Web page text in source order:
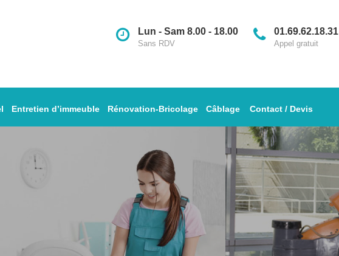
01.69.62.18.31
Appel gratuit
Lun - Sam 8.00 - 18.00
Sans RDV
Entretien d’immeuble Rénovation-Bricolage Câblage Contact / Devis